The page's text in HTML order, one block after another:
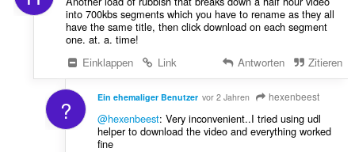
into 700kbs segments which you have to rename as they all
have the same title, then click download on each segment
one. at. a. time!
Einklappen
Link Antworten Zitieren
? Ein ehemaliger Benutzer vor 2 Jahren hexenbeest
@hexenbeest: Very inconvenient..I tried using udl
helper to download the video and everything worked
fine